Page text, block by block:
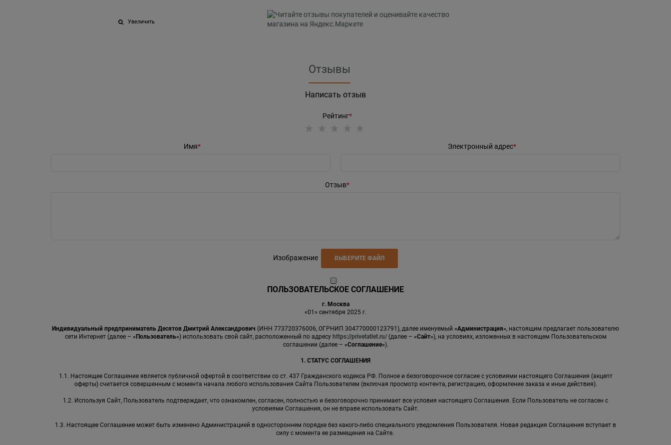
Увеличить
Отзывы
Написать отзыв
Рейтинг
Имя Электронный адрес
Отзыв
Изображение ВЫБЕРИТЕ ФАЙЛ
ПОЛЬЗОВАТЕЛЬСКОЕ СОГЛАШЕНИЕ
г. Москва
«01» сентября 2025 г.
Индивидуальный предприниматель Десятов Дмитрий Александрович (ИНН 773720376006, ОГРНИП 304770000123791), далее именуемый «Администрация», настоящим предлагает пользователю
сети Интернет (далее – «Пользователь») использовать свой сайт, расположенный по адресу https://privetatlet.ru/(далее – «Сайт»), на условиях, изложенных в настоящем Пользовательском
соглашении (далее – «Соглашение»).
1. СТАТУС СОГЛАШЕНИЯ
1.1. Настоящее Соглашение является публичной офертой в соответствии со ст. 437 Гражданского кодекса РФ. Полное и безоговорочное согласие с условиями настоящего Соглашения (акцепт
оферты) считается совершенным с момента начала любого использования Сайта Пользователем (включая просмотр контента, регистрацию, оформление заказа и иные действия).
1.2. Используя Сайт, Пользователь подтверждает, что ознакомлен, согласен, полностью и безоговорочно принимает все условия настоящего Соглашения. Если Пользователь не согласен с
условиями Соглашения, он не вправе использовать Сайт.
1.3. Настоящее Соглашение может быть изменено Администрацией в одностороннем порядке без какого-либо специального уведомления Пользователя. Новая редакция Соглашения вступает в
силу с момента ее размещения на Сайте.